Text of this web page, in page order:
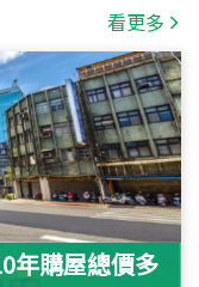
看更多
年購屋總價多